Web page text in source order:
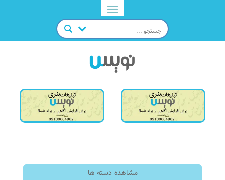
مشاهده دسته ها